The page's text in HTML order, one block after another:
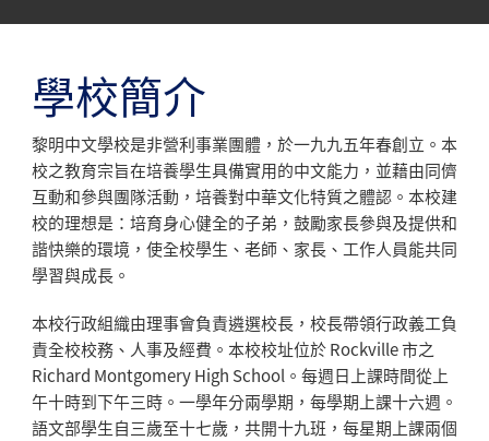
學校簡介
黎明中文學校是非營利事業團體，於一九九五年春創立。本
校之教育宗旨在培養學生具備實用的中文能力，並藉由同儕
互動和參與團隊活動，培養對中華文化特質之體認。本校建
校的理想是：培育身心健全的子弟，鼓勵家長參與及提供和
諧快樂的環境，使全校學生、老師、家長、工作人員能共同
學習與成長。
本校行政組織由理事會負責遴選校長，校長帶領行政義工負
責全校校務、人事及經費。本校校址位於 Rockville 市之
Richard Montgomery High School。每週日上課時間從上
午十時到下午三時。一學年分兩學期，每學期上課十六週。
語文部學生自三歲至十七歲，共開十九班，每星期上課兩個